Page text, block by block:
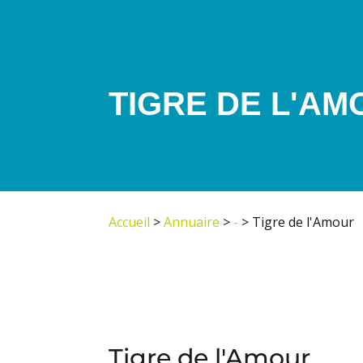
TIGRE DE
Accueil >Annuaire > - > Tigre de l'Amour